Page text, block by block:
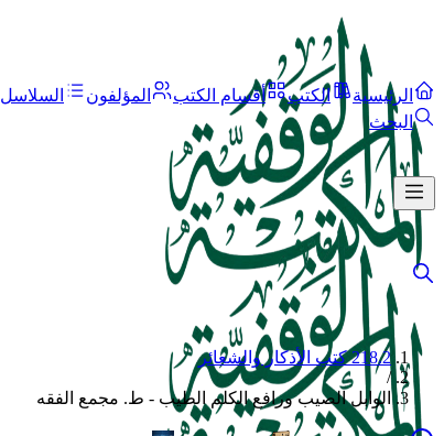
الرئيسية الكتب أقسام الكتب المؤلفون السلاسل
البحث
218.2 كتب الأذكار والشعائر
/
الوابل الصيب ورافع الكلم الطيب - ط. مجمع الفقه